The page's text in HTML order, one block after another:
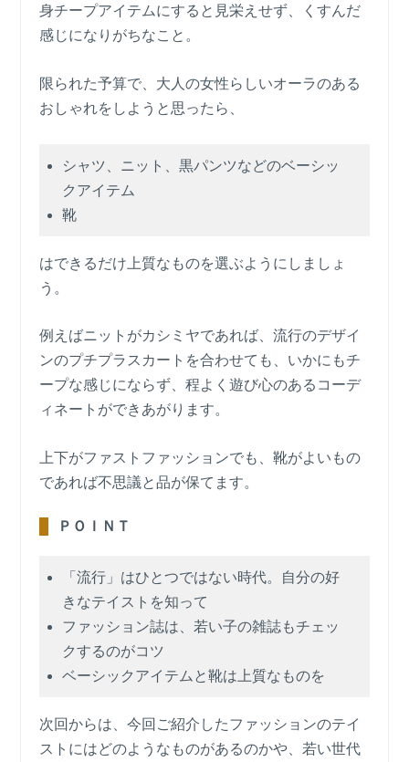
身チープアイテムにすると見栄えせず、くすんだ
感じになりがちなこと。
限られた予算で、大人の女性らしいオーラのある
おしゃれをしようと思ったら、
シャツ、ニット、黒パンツなどのベーシッ
クアイテム
靴
はできるだけ上質なものを選ぶようにしましょ
う。
例えばニットがカシミヤであれば、流行のデザイ
ンのプチプラスカートを合わせても、いかにもチ
ープな感じにならず、程よく遊び心のあるコーデ
ィネートができあがります。
上下がファストファッションでも、靴がよいもの
であれば不思議と品が保てます。
ＰＯＩＮＴ
「流行」はひとつではない時代。自分の好
きなテイストを知って
ファッション誌は、若い子の雑誌もチェッ
クするのがコツ
ベーシックアイテムと靴は上質なものを
次回からは、今回ご紹介したファッションのテイ
ストにはどのようなものがあるのかや、若い世代